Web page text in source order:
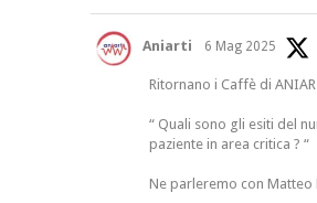
Aniarti 6 Mag 2025
Ritornano i Caffè di
“ Quali sono gli esiti del
paziente in area critica ? “
Ne parleremo con Matteo